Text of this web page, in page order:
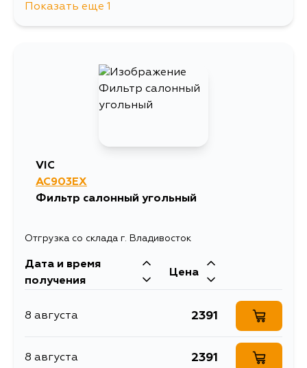
Показать еще 1
VIC
AC903EX
Фильтр салонный угольный
Отгрузка со склада г. Владивосток
Дата и время
получения
Цена
8 августа 2391
8 августа 2391